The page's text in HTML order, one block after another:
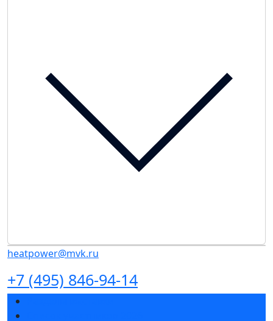
heatpower@mvk.ru
+7 (495) 846-94-14